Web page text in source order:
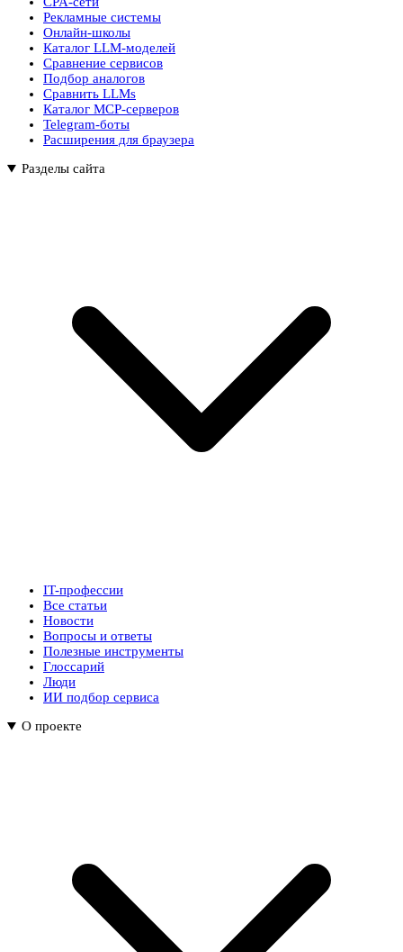
Рекламные системы
Онлайн-школы
Каталог LLM-моделей
Сравнение сервисов
Подбор аналогов
Сравнить LLMs
Каталог MCP-серверов
Telegram-боты
Расширения для браузера
Разделы сайта
IT-профессии
Все статьи
Новости
Вопросы и ответы
Полезные инструменты
Глоссарий
Люди
ИИ подбор сервиса
О проекте